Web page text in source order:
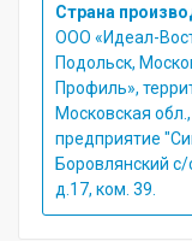
Страна
ООО «Идеал-
Подольск,
Профиль»,
Московская
предприятие
Боровлянский
д.17, ком. 39.